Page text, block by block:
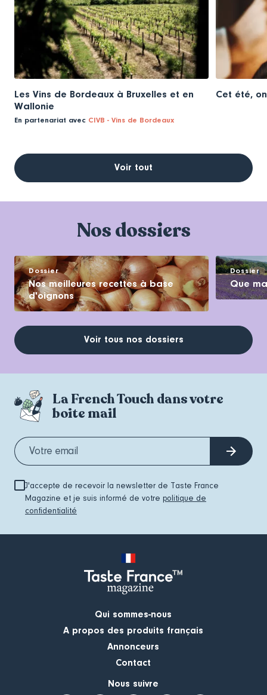
Les Vins de Bordeaux à Bruxelles et en
Wallonie
En partenariat avec CIVB - Vins de Bordeaux
Cet été,
Voir tout
Nos dossiers
Dossier
Nos meilleures recettes à base
d'oignons
Dossier
Que
Voir tous nos dossiers
La French Touch dans votre
boite mail
J'accepte de recevoir la newsletter de Taste France
Magazine et je suis informé de votre politique de
confidentialité
Qui sommes-nous
A propos des produits français
Annonceurs
Contact
Nous suivre